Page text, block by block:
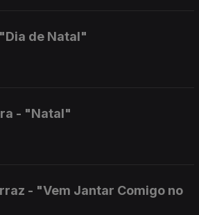
de Natal"
- "Natal"
- "Vem Jantar Comigo no